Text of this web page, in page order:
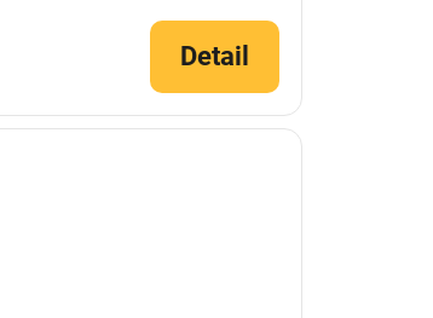
Detail